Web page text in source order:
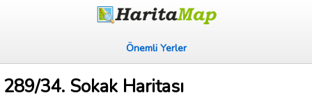
Önemli Yerler
289/34. Sokak Haritası